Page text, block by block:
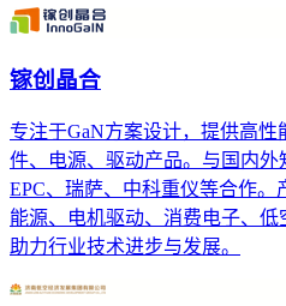
镓创晶合
专注于GaN方案设计，提供高
件、电源、驱动产品。与国内外
EPC、瑞萨、中科重仪等合作
能源、电机驱动、消费电子、低
助力行业技术进步与发展。